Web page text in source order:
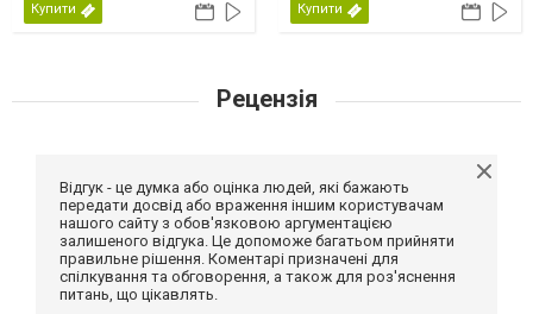
Купити Купити
Рецензія
Відгук - це думка або оцінка людей, які бажають
передати досвід або враження іншим користувачам
нашого сайту з обов'язковою аргументацією
залишеного відгука. Це допоможе багатьом прийняти
правильне рішення. Коментарі призначені для
спілкування та обговорення, а також для роз'яснення
питань, що цікавлять.